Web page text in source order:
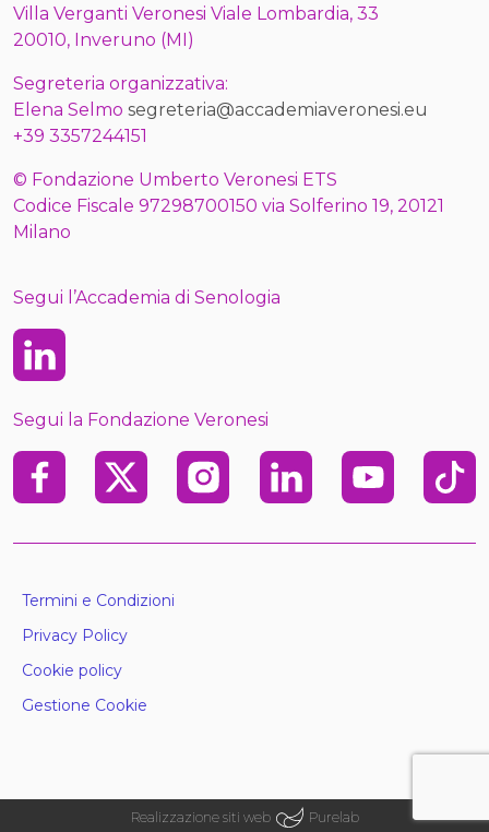
Villa Verganti Veronesi Viale Lombardia, 33
20010, Inveruno (MI)
Segreteria organizzativa:
Elena Selmo segreteria@accademiaveronesi.eu
+39 3357244151
© Fondazione Umberto Veronesi ETS
Codice Fiscale 97298700150 via Solferino 19, 20121
Milano
Segui l’Accademia di Senologia
Linkedin
Segui la Fondazione Veronesi
FacebookX InstagramLinkedin Youtube TikTok
Termini e Condizioni
Privacy Policy
Cookie policy
Gestione Cookie
Realizzazione siti web Purelab